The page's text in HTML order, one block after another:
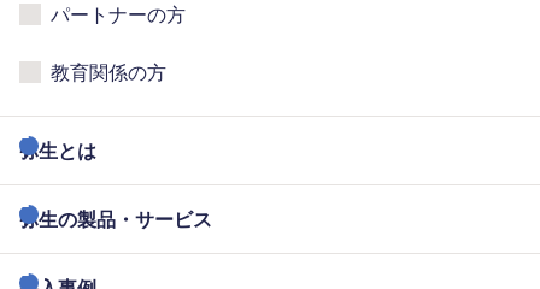
パートナーの方
教育関係の方
弥生とは
弥生の製品・サービス